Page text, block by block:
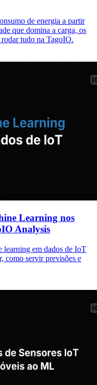
de energia a partir
que domina a carga, os
tudo na TagoIO.
Learning nos
Analysis
learning em dados de IoT
como servir previsões e